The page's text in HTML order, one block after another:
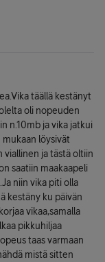
täällä kestänyt
oli nopeuden
n.10mb ja vika jatkui
löysivät
viallinen ja tästä oltiin
saatiin maakaapeli
niin vika piti olla
kestäny ku päivän
vikaa,samalla
pikkuhiljaa
taas varmaan
mistä sitten